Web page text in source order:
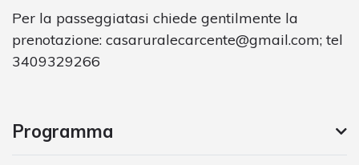
Per la passeggiatasi chiede gentilmente la
prenotazione: casaruralecarcente@gmail.com; tel
3409329266
Programma